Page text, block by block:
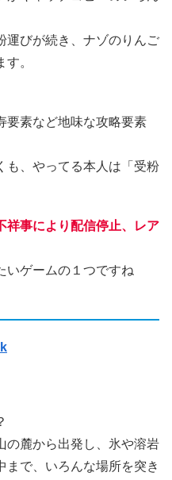
運びが続き、ナゾのりんご
。
要素など地味な攻略要素
も、やってる本人は「受粉
祥事により配信停止、レア
いゲームの１つですね
の麓から出発し、氷や溶岩
まで、いろんな場所を突き